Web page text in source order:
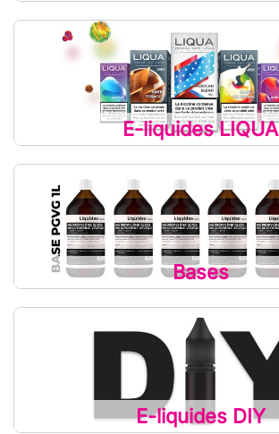
E-liquides LIQUA
Bases
E-liquides DIY